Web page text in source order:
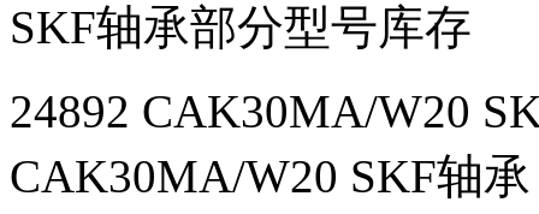
SKF轴承部分型号库存
24892 CAK30MA/W20
CAK30MA/W20 SKF轴